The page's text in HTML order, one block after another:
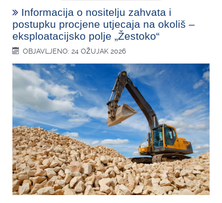
Informacija o nositelju zahvata i
postupku procjene utjecaja na okoliš –
eksploatacijsko polje „Žestoko“
OBJAVLJENO: 24 OŽUJAK 2026